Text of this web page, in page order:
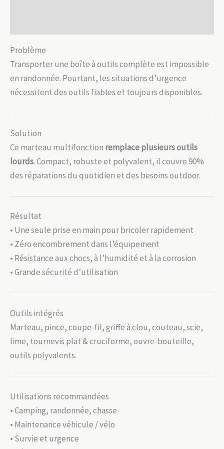
Problème
Transporter une boîte à outils complète est impossible
en randonnée. Pourtant, les situations d’urgence
nécessitent des outils fiables et toujours disponibles.
Solution
Ce marteau multifonction remplace plusieurs outils
lourds. Compact, robuste et polyvalent, il couvre 90%
des réparations du quotidien et des besoins outdoor.
Résultat
• Une seule prise en main pour bricoler rapidement
• Zéro encombrement dans l’équipement
• Résistance aux chocs, à l’humidité et à la corrosion
• Grande sécurité d’utilisation
Outils intégrés
Marteau, pince, coupe-fil, griffe à clou, couteau, scie,
lime, tournevis plat & cruciforme, ouvre-bouteille,
outils polyvalents.
Utilisations recommandées
• Camping, randonnée, chasse
• Maintenance véhicule / vélo
• Survie et urgence